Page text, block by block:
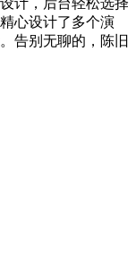
心设计了多个演
告别无聊的，陈旧